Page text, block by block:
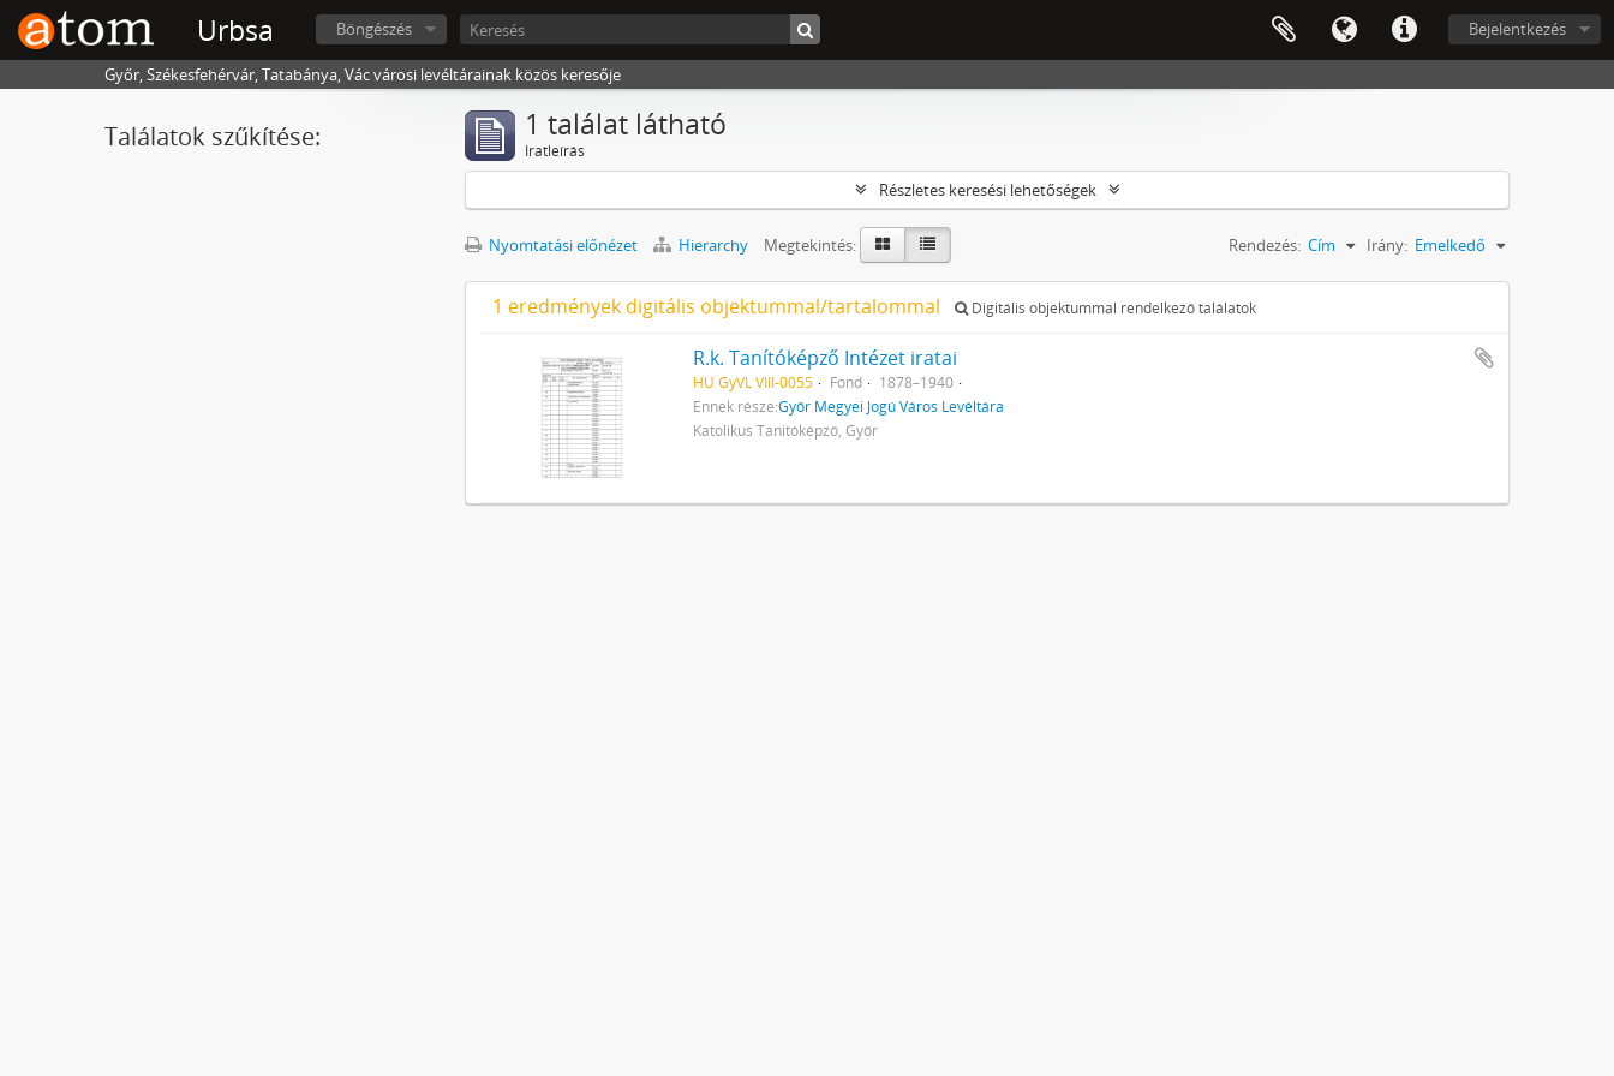
Urbsa Bejelentkezés
Böngészés
Győr, Székesfehérvár, Tatabánya, Vác városi levéltárainak közös keresője
Találatok szűkítése: 1 találat látható
Iratleírás
Részletes keresési lehetőségek
Nyomtatási előnézet Hierarchy Megtekintés: Rendezés: Cím Irány: Emelkedő
1 eredmények digitális objektummal/tartalommal Digitális objektummal rendelkező találatok
R.k. Tanítóképző Intézet iratai
HU GyVL VIII-0055 Fond
1878–1940
Ennek része:Győr Megyei Jogú Város Levéltára
Katolikus Tanitóképző, Győr